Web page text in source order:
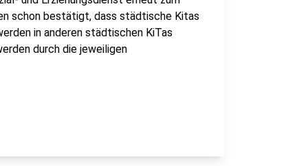
schon bestätigt, dass städtische Kitas
in anderen städtischen KiTas
durch die jeweiligen